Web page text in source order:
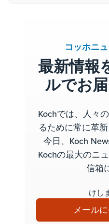
コッホニ
最新情報
ルでお
Kochでは、人々
るために常に革
今日、Koch
Kochの最大のニ
信箱
けし
メール